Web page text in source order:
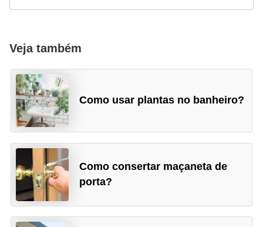
Veja também
Como usar plantas no banheiro?
Como consertar maçaneta de
porta?